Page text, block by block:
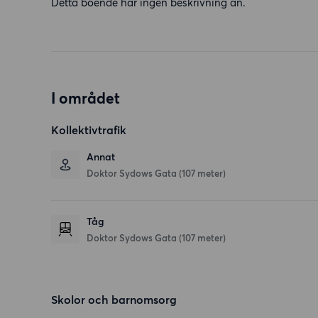
I området
Kollektivtrafik
Annat
Doktor Sydows Gata (107 meter)
Tåg
Doktor Sydows Gata (107 meter)
Skolor och barnomsorg